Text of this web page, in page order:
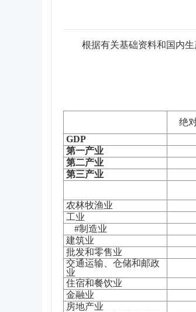
根据有关基础资料和国内生
绝
GDP
第一产业
第二产业
第三产业
农林牧渔业
工业
#制造业
建筑业
批发和零售业
交通运输、仓储和邮政
业
住宿和餐饮业
金融业
房地产业